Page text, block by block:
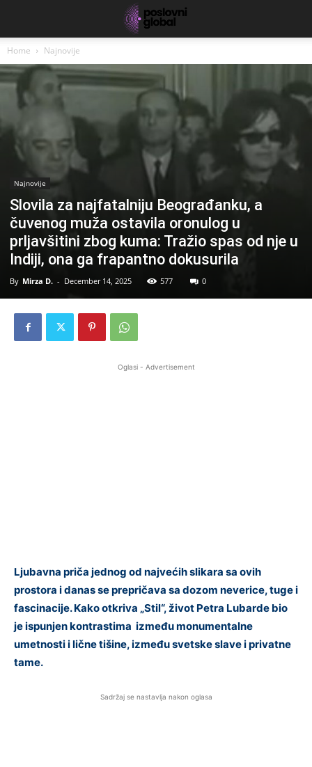
Home Najnovije
Najnovije
Slovila za najfatalniju Beograđanku, a
čuvenog muža ostavila oronulog u
prljavšitini zbog kuma: Tražio spas od nje u
Indiji, ona ga frapantno dokusurila
By Mirza D. - December 14, 2025 577 0
Oglasi - Advertisement
Ljubavna priča jednog od najvećih slikara sa ovih
prostora i danas se prepričava sa dozom neverice, tuge i
fascinacije. Kako otkriva „Stil“, život Petra Lubarde bio
je ispunjen kontrastima između monumentalne
umetnosti i lične tišine, između svetske slave i privatne
tame.
Sadržaj se nastavlja nakon oglasa